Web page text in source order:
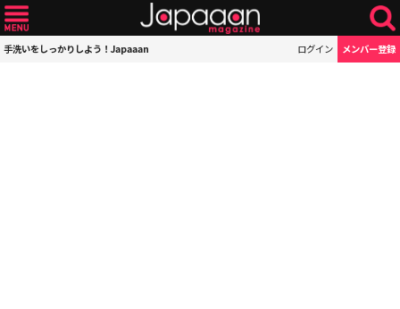
手洗いをしっかりしよう！Japaaan ログイン メンバー登録